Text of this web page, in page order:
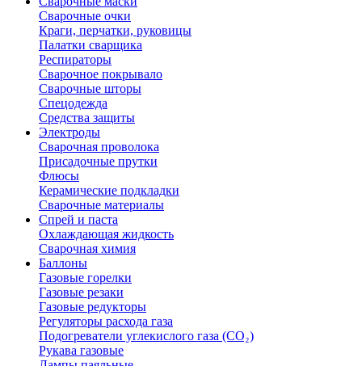
Сварочные очки
Краги, перчатки, руковицы
Палатки сварщика
Респираторы
Сварочное покрывало
Сварочные шторы
Спецодежда
Средства защиты
Электроды
Сварочная проволока
Присадочные прутки
Флюсы
Керамические подкладки
Сварочные материалы
Спрей и паста
Охлаждающая жидкость
Сварочная химия
Баллоны
Газовые горелки
Газовые резаки
Газовые редукторы
Регуляторы расхода газа
Подогреватели углекислого газа (CO₂)
Рукава газовые